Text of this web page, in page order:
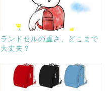
ランドセルの重さ、どこまで
大丈夫？